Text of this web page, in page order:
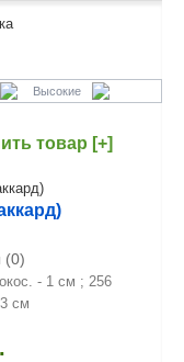
Высокие
товар [+]
(0)
- 1 см ; 256
см